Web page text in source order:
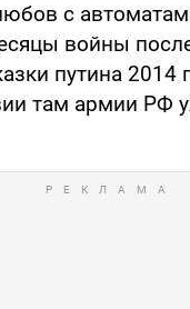
с
войны
путина 2014
там армии